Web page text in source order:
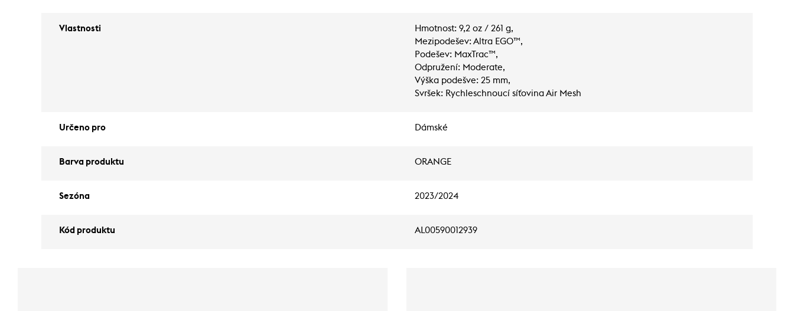
Vlastnosti
Hmotnost: 9,2 oz / 261 g,
Mezipodešev: Altra EGO™,
Podešev: MaxTrac™,
Odpružení: Moderate,
Výška podešve: 25 mm,
Svršek: Rychleschnoucí síťovina Air Mesh
Určeno pro Dámské
Barva produktu ORANGE
Sezóna 2023/2024
Kód produktu AL00590012939